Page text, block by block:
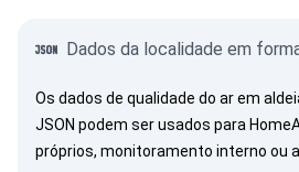
Dados da localidade em
Os dados de qualidade do ar em
JSON podem ser usados para
próprios, monitoramento interno ou